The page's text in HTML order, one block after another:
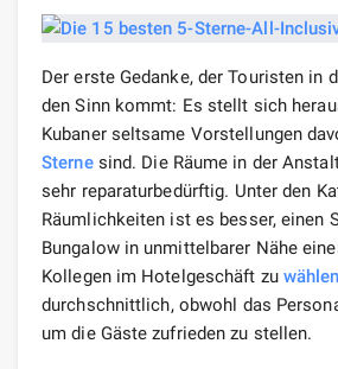
Der erste Gedanke, der Touristen in
den Sinn kommt: Es stellt sich
Kubaner seltsame Vorstellungen
Sternesind. Die Räume in der
sehr reparaturbedürftig. Unter den
Räumlichkeiten ist es besser, einen
Bungalow in unmittelbarer Nähe
Kollegen im Hotelgeschäft zu wählen
durchschnittlich, obwohl das
um die Gäste zufrieden zu stellen.